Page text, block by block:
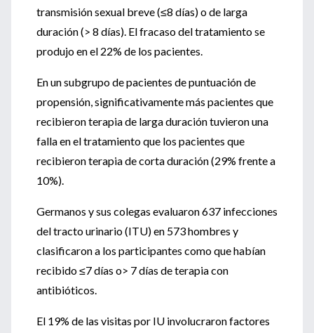
transmisión sexual breve (≤8 días) o de larga
duración (> 8 días). El fracaso del tratamiento se
produjo en el 22% de los pacientes.
En un subgrupo de pacientes de puntuación de
propensión, significativamente más pacientes que
recibieron terapia de larga duración tuvieron una
falla en el tratamiento que los pacientes que
recibieron terapia de corta duración (29% frente a
10%).
Germanos y sus colegas evaluaron 637 infecciones
del tracto urinario (ITU) en 573 hombres y
clasificaron a los participantes como que habían
recibido ≤7 días o> 7 días de terapia con
antibióticos.
El 19% de las visitas por IU involucraron factores